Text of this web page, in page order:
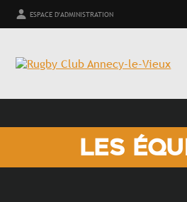
ESPACE D'ADMINISTRATION
LES